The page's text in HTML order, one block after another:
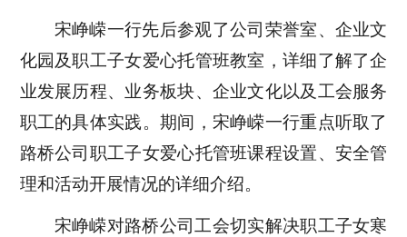
宋峥嵘一行先后参观了公司荣誉室、企业文
化园及职工子女爱心托管班教室，详细了解了企
业发展历程、业务板块、企业文化以及工会服务
职工的具体实践。期间，宋峥嵘一行重点听取了
路桥公司职工子女爱心托管班课程设置、安全管
理和活动开展情况的详细介绍。
宋峥嵘对路桥公司工会切实解决职工子女寒